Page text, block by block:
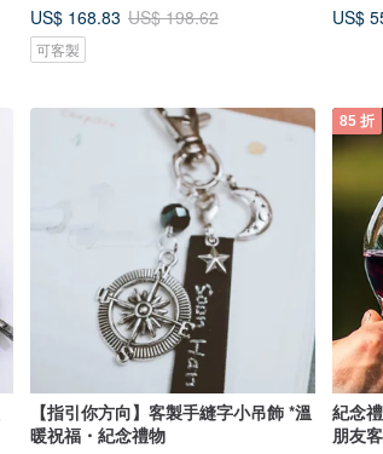
US$ 168.83 US$ 198.62
可客製
US$
【指引你方向】客製手縫字小吊飾 *溫
暖祝福・紀念禮物
85 折
紀念
朋友